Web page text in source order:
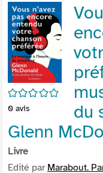
/5
0 avis
du
Glenn
Livre
Edité par Marabout.